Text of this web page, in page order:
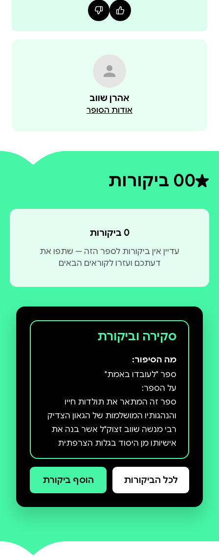
אהרן שווב
אודות הסופר
0דירוג ממוצע 0 מתוך 5
0 ביקורות
0 ביקורות
עדיין אין ביקורות לספר הזה — שתפו את
דעתכם ועזרו לקוראים הבאים
סקירה וביקורת
מה הסיפור:
ספר זה המתאר את תולדות חייו
והנהגותיו המושלמות של הגאון הצדיק
רבי מנשה שווב זצוק"ל אשר בנה את
אישיותו מן היסוד בגלות הצרפתית
ועלה והתעלה שלב אחרי שלב, ושימש
כראש החבורה בכולל לרבנים
בגיטסהד, וראש כולל "זכרון יעקב"
תלמידים רבים הולכים בדרך התורה
לכל הביקורות הוסף ביקורת